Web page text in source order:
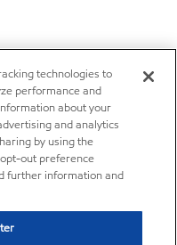
technologies to
performance and
about your
and analytics
by using the
out preference
further information and